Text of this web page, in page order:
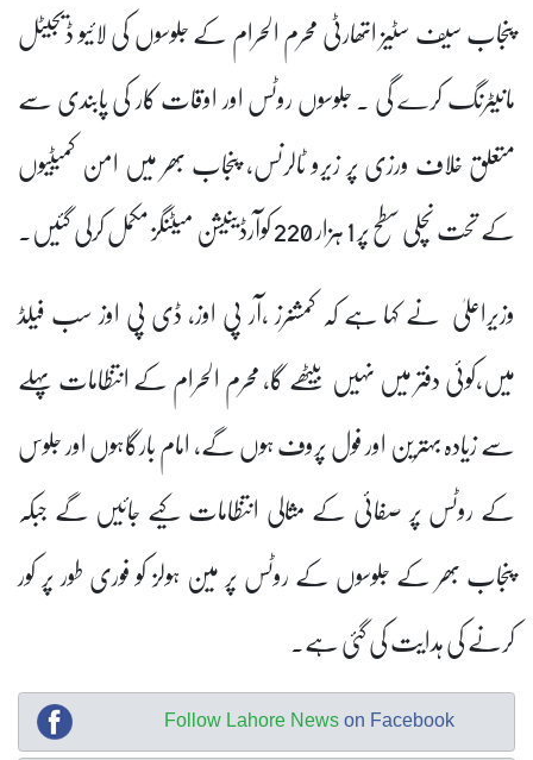
پنجاب سیف سٹیز اتھارٹی محرم الحرام کے جلوسوں کی لائیو ڈیجیٹل
مانیٹرنگ کرے گی ۔ جلوسوں روٹس اور اوقات کار کی پابندی سے
متعلق خلاف ورزی پر زیرو ٹالرنس، پنجاب بھر میں امن کمیٹیوں
کے تحت نچلی سطح پر 1 ہزار 220 کوآرڈینیشن میٹنگز مکمل کرلی گئیں۔
وزیراعلیٰ نے کہا ہے کہ کمشنرز ،آر پی اوز، ڈی پی اوز سب فیلڈ
میں،کوئی دفتر میں نہیں بیٹھے گا، محرم الحرام کے انتظامات پہلے
سے زیادہ بہترین اور فول پروف ہوں گے، امام بارگاہوں اور جلوس
کے روٹس پر صفائی کے مثالی انتظامات کیے جائیں گے جبکہ
پنجاب بھر کے جلوسوں کے روٹس پر مین ہولز کو فوری طور پر کور
کرنے کی ہدایت کی گئی ہے.
Follow Lahore News on Facebook